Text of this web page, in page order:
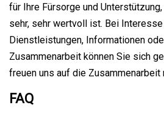
für Ihre Fürsorge und
sehr, sehr wertvoll ist. Bei
Dienstleistungen, Informationen
Zusammenarbeit können Sie sich
freuen uns auf die Zusammenarbeit
FAQ